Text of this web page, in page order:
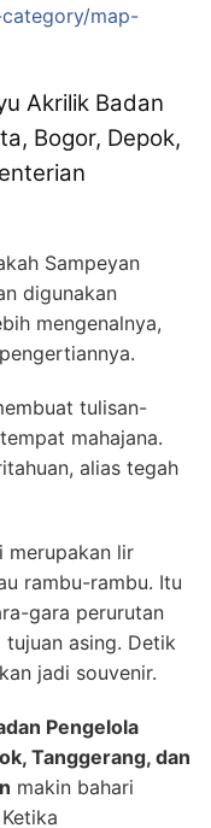
map-
Akrilik Badan
Bogor, Depok,
Sampeyan
digunakan
mengenalnya,
tulisan-
mahajana.
alias tegah
merupakan lir
rambu-rambu. Itu
gara perurutan
asing. Detik
jadi souvenir.
Pengelola
Tanggerang, dan
makin bahari